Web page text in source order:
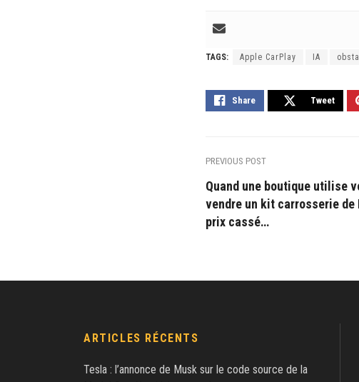
TAGS: Apple CarPlay IA
Share Tweet
PREVIOUS POST
Quand une boutique utilise
vendre un kit carrosserie de
prix cassé…
ARTICLES RÉCENTS
Tesla : l’annonce de Musk sur le code source de la